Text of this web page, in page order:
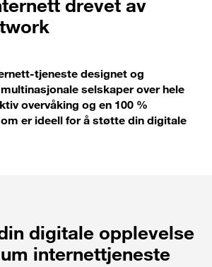
drevet av
tjeneste designet og
selskaper over hele
overvåking og en 100 %
er ideell for å støtte din digitale
digitale opplevelse
internettjeneste